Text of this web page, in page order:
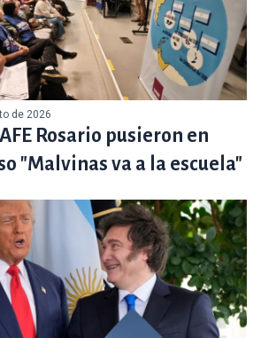
de 2026
Rosario pusieron en
"Malvinas va a la escuela"